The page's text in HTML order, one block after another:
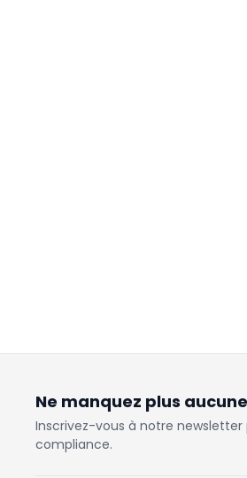
Ne manquez plus
Inscrivez-vous à notre
compliance.